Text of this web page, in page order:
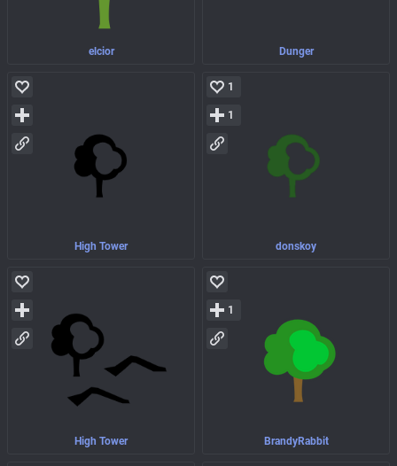
elcior Dunger
High Tower donskoy
1
1
High Tower BrandyRabbit
1